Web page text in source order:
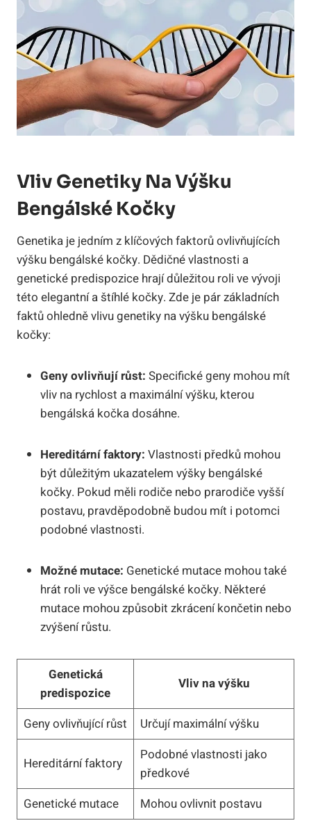
Vliv Genetiky Na Výšku
Bengálské Kočky
Genetika je jedním z klíčových faktorů ovlivňujících
výšku bengálské kočky. Dědičné vlastnosti a
genetické predispozice hrají důležitou roli ve vývoji
této elegantní a štíhlé kočky. Zde je pár základních
faktů ohledně vlivu genetiky na výšku bengálské
kočky:
Geny ovlivňují růst: Specifické geny mohou mít
vliv na rychlost a maximální výšku, kterou
bengálská kočka dosáhne.
Hereditární faktory: Vlastnosti předků mohou
být důležitým ukazatelem výšky bengálské
kočky. Pokud měli rodiče nebo prarodiče vyšší
postavu, pravděpodobně budou mít i potomci
podobné vlastnosti.
Možné mutace: Genetické mutace mohou také
hrát roli ve výšce bengálské kočky. Některé
mutace mohou způsobit zkrácení končetin nebo
zvýšení růstu.
Genetická
predispozice
Vliv na výšku
Geny ovlivňující růst Určují maximální výšku
Hereditární faktory
Podobné vlastnosti jako
předkové
Genetické mutace
Mohou ovlivnit postavu